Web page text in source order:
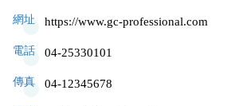
網址 https://www.gc-professional.com
電話 04-25330101
傳真 04-12345678